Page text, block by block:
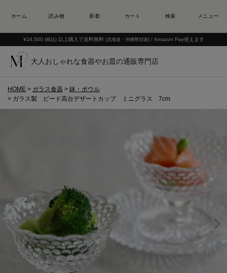
¥16,500 (税込) 以上購入で送料無料 (北海道・沖縄県別途) / Amazon Pay使えます
大人おしゃれな食器やお皿の通販専門店
HOME ガラス食器
鉢・ボウル
ガラス製 ビード高台デザートカップ ミニグラス 7cm